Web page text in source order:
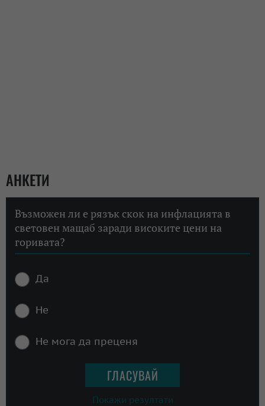
АНКЕТИ
Възможен ли е рязък скок на инфлацията в
световен мащаб заради високите цени на
горивата?
Да
Не
Не мога да преценя
Покажи резултати